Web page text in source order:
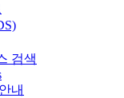
검색
내